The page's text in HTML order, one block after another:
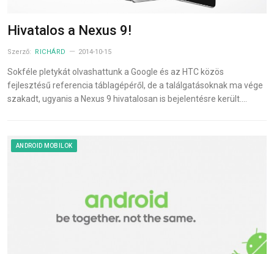
Hivatalos a Nexus 9!
Szerző: RICHÁRD 2014-10-15
Sokféle pletykát olvashattunk a Google és az HTC közös
fejlesztésű referencia táblagépéről, de a találgatásoknak ma vége
szakadt, ugyanis a Nexus 9 hivatalosan is bejelentésre került.…
ANDROID MOBILOK